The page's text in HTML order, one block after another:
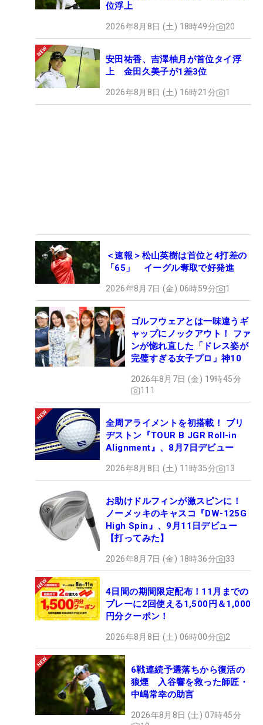
位浮上
2026年8月8日 (土) 18時49分 20
安田祐香、吉澤柚月が首位タイ浮
上 金田久美子が1差3位
2026年8月8日 (土) 16時21分 1
＜速報＞松山英樹は首位と4打差の
「65」 イーグル奪取で好発進
2026年8月7日 (金) 06時59分 1
ゴルフウェアとは一味違うギ
ャップにノックアウト！ ファ
ンが惚れ直した「ドレス姿が
完璧すぎる女子プロ」神10
2026年8月7日 (金) 19時45分
111
全周アライメントを初搭載！ ブリ
ヂストン『TOUR B JGR Roll-in
Alignment』、8月7日デビュー
2026年8月8日 (土) 11時35分 13
お助けドルフィンが激スピンに！
ノーメッキのキャスコ『DW-125G
High Spin』、9月11日デビュー
【打ってみた】
2026年8月7日 (金) 18時36分 33
4日間の期間限定配布！11月までの
プレーに2回使える1,500円＆1,000
円分クーポン！
2026年8月8日 (土) 06時00分 2
6戦連続予選落ちから復活の
狼煙 入谷響を救った師匠・
中嶋常幸の助言
2026年8月8日 (土) 07時45分